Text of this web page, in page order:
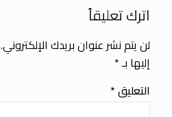
اترك تعليقاً
لن يتم نشر عنوان بريدك الإلكتروني.
إليها بـ*
التعليق*